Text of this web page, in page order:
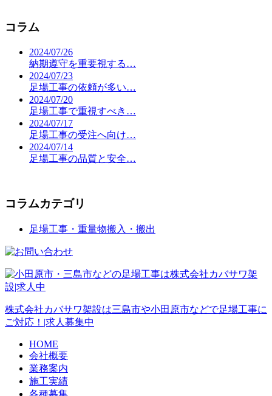
コラム
2024/07/26
納期遵守を重要視する…
2024/07/23
足場工事の依頼が多い…
2024/07/20
足場工事で重視すべき…
2024/07/17
足場工事の受注へ向け…
2024/07/14
足場工事の品質と安全…
コラムカテゴリ
足場工事・重量物搬入・搬出
株式会社カバサワ架設は三島市や小田原市などで足場工事に
ご対応！|求人募集中
HOME
会社概要
業務案内
施工実績
各種募集